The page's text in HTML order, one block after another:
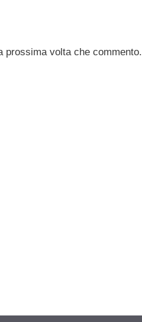
prossima volta che commento.